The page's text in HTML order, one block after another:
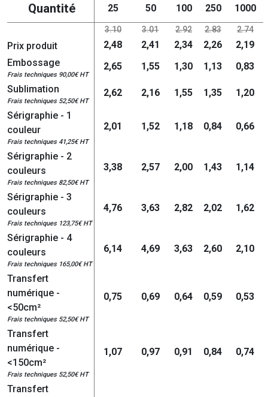
Quantité 25 50 100 250 1000
3.10 3.01 2.92 2.83 2.74
Prix produit 2,48 2,41 2,34 2,26
2,19
Embossage
Frais techniques 90,00€ HT
2,65 1,55 1,30 1,13
0,83
Sublimation
Frais techniques 52,50€ HT
2,62 2,16 1,55 1,35
1,20
Sérigraphie - 1
couleur
Frais techniques 41,25€ HT
2,01 1,52 1,18 0,84 0,66
Sérigraphie - 2
couleurs
Frais techniques 82,50€ HT
3,38 2,57 2,00 1,43 1,14
Sérigraphie - 3
couleurs
Frais techniques 123,75€ HT
4,76 3,63 2,82 2,02 1,62
Sérigraphie - 4
couleurs
Frais techniques 165,00€ HT
6,14 4,69 3,63 2,60 2,10
Transfert
numérique -
<50cm²
Frais techniques 52,50€ HT
0,75 0,69 0,64 0,59 0,53
Transfert
numérique -
<150cm²
Frais techniques 52,50€ HT
1,07 0,97 0,91 0,84 0,74
Transfert